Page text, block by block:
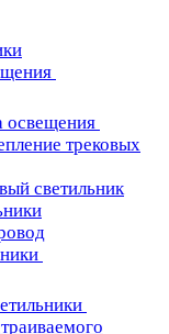
освещения
трековых
светильник